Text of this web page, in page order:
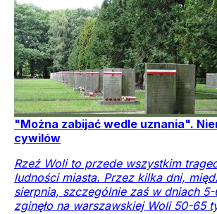
"Można zabijać wedle uznania".
cywilów
Rzeź Woli to przede wszystkim
ludności miasta. Przez kilka dni,
sierpnia, szczególnie zaś w dniach
zginęło na warszawskiej Woli 50-65